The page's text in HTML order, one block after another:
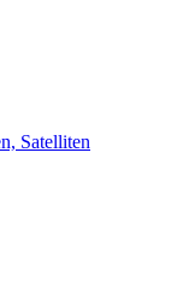
Satelliten